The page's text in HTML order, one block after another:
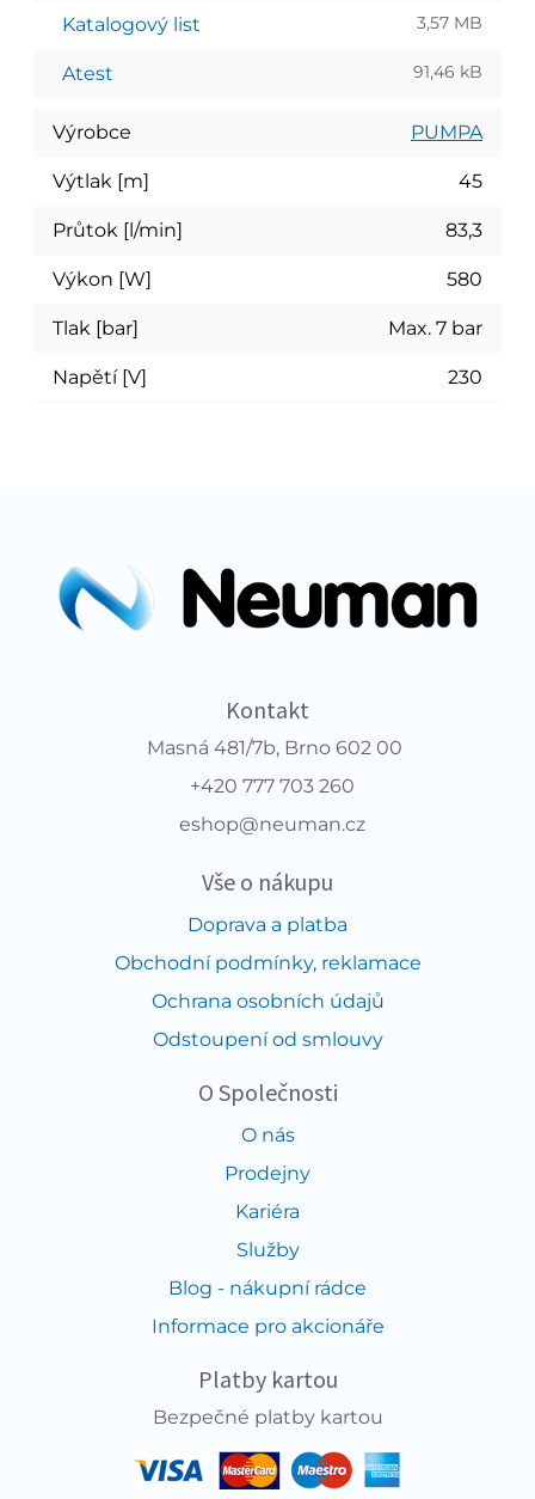
Katalogový list 3,57 MB
Atest 91,46 kB
Výrobce PUMPA
Výtlak [m] 45
Průtok [l/min] 83,3
Výkon [W] 580
Tlak [bar] Max. 7 bar
Napětí [V] 230
Kontakt
Masná 481/7b, Brno 602 00
+420 777 703 260
eshop@neuman.cz
Vše o nákupu
Doprava a platba
Obchodní podmínky, reklamace
Ochrana osobních údajů
Odstoupení od smlouvy
O Společnosti
O nás
Prodejny
Kariéra
Služby
Blog - nákupní rádce
Informace pro akcionáře
Platby kartou
Bezpečné platby kartou